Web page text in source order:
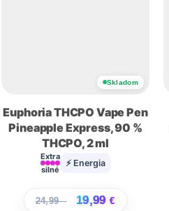
Skladom
Euphoria THCPO Vape Pen
Pineapple Express, 90 %
THCPO, 2 ml
Extra
silné
⚡ Energia
24,99€ 19,99 €